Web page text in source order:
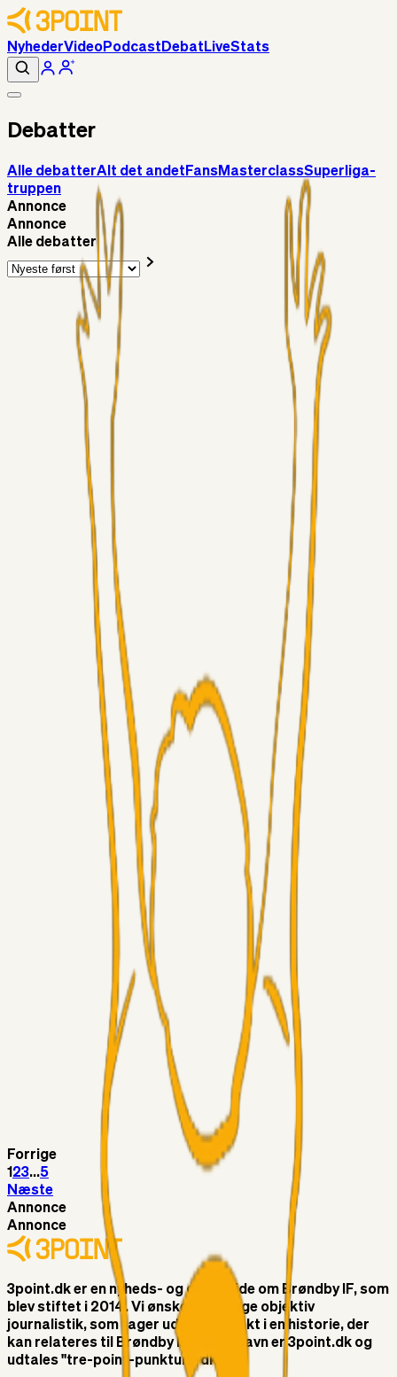
NyhederVideoPodcast Debat LiveStats
Debatter
Alle debatterAlt det andet FansMasterclassSuperliga-
truppen
Annonce
Annonce
Alle debatter
Superliga-truppen
Chrisdinho888 timer siden
Frederik Alves
Alt det andet
RasmusStephansen
Brøndby´s Nye Hold – Oprustningen Er Markant……!
Superliga-truppen
Sorteslyngel
Så gælder det Horsens
Alt det andet
3Point_Udviklere
3Point hjemmeside opdateringer - August
Chrisdinho88 06. aug. 2026
Horsens - Brøndby billet
Alt det andet
Chrisdinho88 05. aug. 2026
Bange anelser
Superliga-truppen
05. aug. 2026
Kommer Jobbe hjem?
05. aug. 2026
Brøndby-TV og u-19
04. aug. 2026
5. Forudsigelser op til Horsens kampen.
RasmusStephansen04. aug. 2026
Nørgaards Lever Hug, Skaktræk Mod En Utålmodig
RasmusStephansen
04. aug. 2026
Har GFH løsnet grebet...?
Superliga-truppen
04. aug. 2026
Medie: Tahirovic til Celtic for samlet 6 mio Euro
Forrige
1 23...5
Næste
Annonce
Annonce
3point.dk er en nyheds- og debatside om Brøndby IF, som
blev stiftet i 2014. Vi ønsker at bringe objektiv
journalistik, som tager udgangspunkt i en historie, der
kan relateres til Brøndby IF. Vores navn er 3point.dk og
udtales "tre-point-punktum-dk"